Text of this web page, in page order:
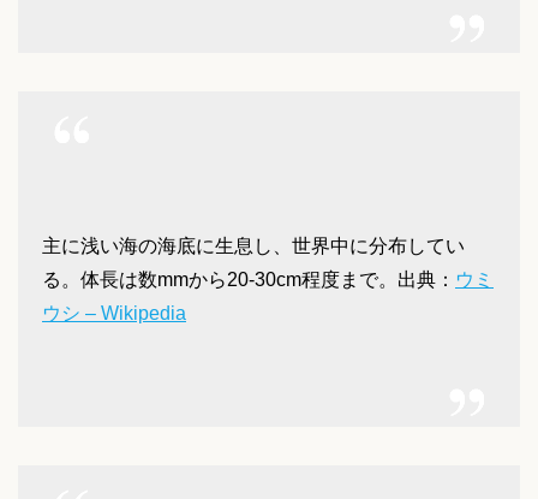
主に浅い海の海底に生息し、世界中に分布してい
る。体長は数mmから20-30cm程度まで。出典： ウミ
ウシ – Wikipedia